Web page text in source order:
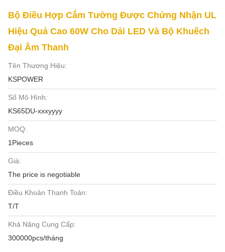
Bộ Điều Hợp Cắm Tường Được Chứng Nhận UL
Hiệu Quả Cao 60W Cho Dải LED Và Bộ Khuếch
Đại Âm Thanh
Tên Thương Hiệu:
KSPOWER
Số Mô Hình:
KS65DU-xxxyyyy
MOQ:
1Pieces
Giá:
The price is negotiable
Điều Khoản Thanh Toán:
T/T
Khả Năng Cung Cấp:
300000pcs/tháng